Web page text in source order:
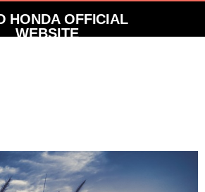
HONDA OFFICIAL
WEBSITE